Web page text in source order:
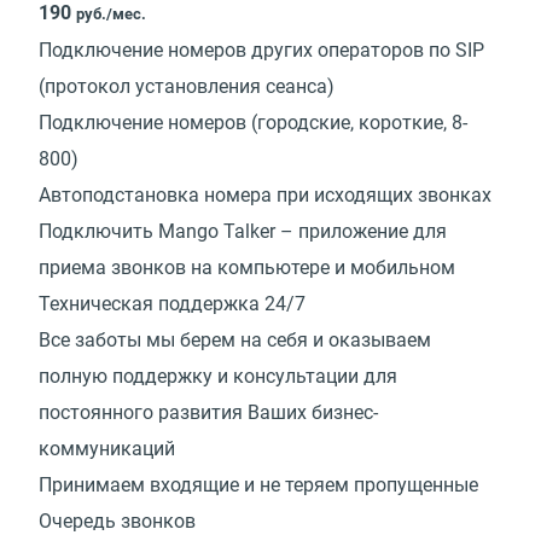
190 руб./мес.
Подключение номеров других операторов по SIP
(протокол установления сеанса)
Подключение номеров (городские, короткие, 8-
800)
Автоподстановка номера при исходящих звонках
Подключить Mango Talker – приложение для
приема звонков на компьютере и мобильном
Техническая поддержка 24/7
Все заботы мы берем на себя и оказываем
полную поддержку и консультации для
постоянного развития Ваших бизнес-
коммуникаций
Принимаем входящие и не теряем пропущенные
Очередь звонков